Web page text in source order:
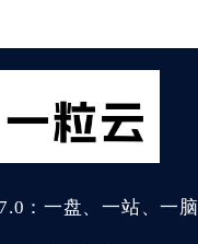
：一盘、一站、一脑